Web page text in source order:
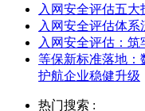
入网安全评估五
入网安全评估体
入网安全评估：
等保新标准落地：
护航企业稳健升级
热门搜索 :